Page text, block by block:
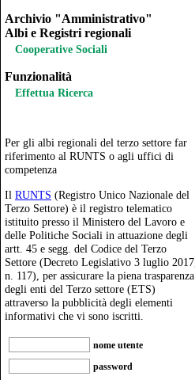
Archivio "Amministrativo"
Albi e Registri regionali
Cooperative Sociali
Funzionalità
Effettua Ricerca
Per gli albi regionali del terzo settore far
riferimento al RUNTS o agli uffici di
competenza
Il RUNTS (Registro Unico Nazionale del
Terzo Settore) è il registro telematico
istituito presso il Ministero del Lavoro e
delle Politiche Sociali in attuazione degli
artt. 45 e segg. del Codice del Terzo
Settore (Decreto Legislativo 3 luglio 2017,
n. 117), per assicurare la piena trasparenza
degli enti del Terzo settore (ETS)
attraverso la pubblicità degli elementi
informativi che vi sono iscritti.
nome utente
password